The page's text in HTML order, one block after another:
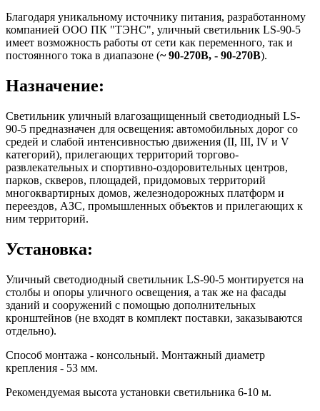
Благодаря уникальному источнику питания, разработанному
компанией ООО ПК "ТЭНС", уличный светильник LS-90-5
имеет возможность работы от сети как переменного, так и
постоянного тока в диапазоне (~ 90-270В, - 90-270В).
Назначение:
Светильник уличный влагозащищенный светодиодный LS-
90-5 предназначен для освещения: автомобильных дорог со
средей и слабой интенсивностью движения (II, III, IV и V
категорий), прилегающих территорий торгово-
развлекательных и спортивно-оздоровительных центров,
парков, скверов, площадей, придомовых территорий
многоквартирных домов, железнодорожных платформ и
переездов, АЗС, промышленных объектов и прилегающих к
ним территорий.
Установка:
Уличный светодиодный светильник LS-90-5 монтируется на
столбы и опоры уличного освещения, а так же на фасады
зданий и сооружений с помощью дополнительных
кронштейнов (не входят в комплект поставки, заказываются
отдельно).
Способ монтажа - консольный. Монтажный диаметр
крепления - 53 мм.
Рекомендуемая высота установки светильника 6-10 м.